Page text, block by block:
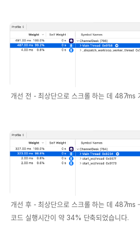
개선 전 - 최상단으로 스크롤 하는 데 487ms
개선 후 - 최상단으로 스크롤 하는 데
코드 실행시간이 약 34% 단축되었습니다.